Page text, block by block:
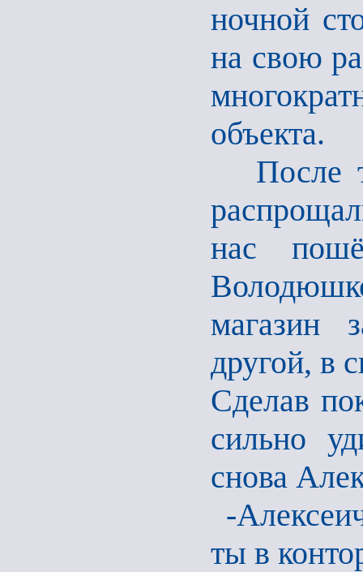
ночной
на свою
объекта.
После
нас
магазин
другой, в
Сделав
сильно
снова
-
ты в